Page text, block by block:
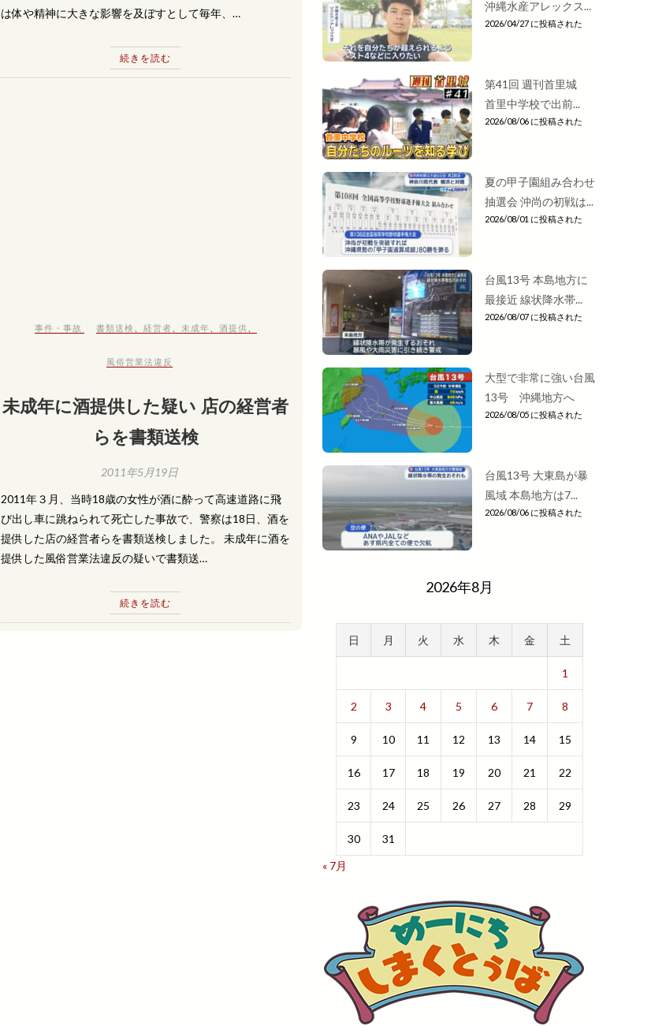
は体や精神に大きな影響を及ぼすとして毎年、…
続きを読む
事件・事故 書類送検 経営者 未成年 酒提供
風俗営業法違反
未成年に酒提供した疑い 店の経営者
らを書類送検
2011年5月19日
2011年３月、当時18歳の女性が酒に酔って高速道路に飛
び出し車に跳ねられて死亡した事故で、警察は18日、酒を
提供した店の経営者らを書類送検しました。 未成年に酒を
提供した風俗営業法違反の疑いで書類送…
続きを読む
沖縄水産アレックス...
2026/04/27 に投稿された
第41回 週刊首里城
首里中学校で出前...
2026/08/06 に投稿された
夏の甲子園組み合わせ
抽選会 沖尚の初戦は...
2026/08/01 に投稿された
台風13号 本島地方に
最接近 線状降水帯...
2026/08/07 に投稿された
大型で非常に強い台風
13号 沖縄地方へ
2026/08/05 に投稿された
台風13号 大東島が暴
風域 本島地方は7...
2026/08/06 に投稿された
2026年8月
日 月 火 水 木 金 土
1
2 3 4 5 6 7 8
9 10 11 12 13 14 15
16 17 18 19 20 21 22
23 24 25 26 27 28 29
30
31
« 7月